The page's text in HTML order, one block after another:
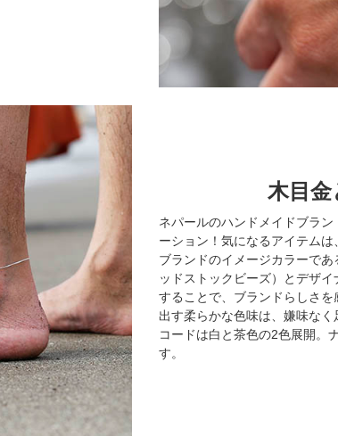
木目
ネパールのハンドメイドブラ
ーション！気になるアイテムは
ブランドのイメージカラーで
ッドストックビーズ）とデザ
することで、ブランドらしさ
出す柔らかな色味は、嫌味なく
コードは白と茶色の2色展開。
す。